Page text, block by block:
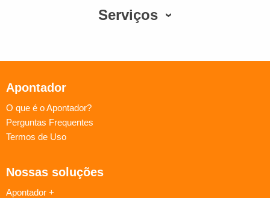
Serviços
Apontador
O que é o Apontador?
Perguntas Frequentes
Termos de Uso
Nossas soluções
Apontador +